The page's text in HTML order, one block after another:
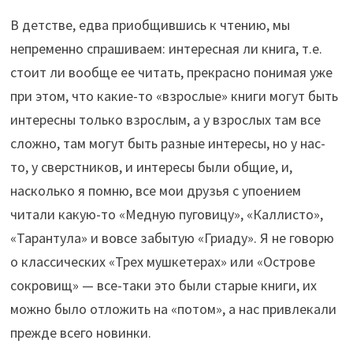
В детстве, едва приобщившись к чтению, мы
непременно спрашиваем: интересная ли книга, т.е.
стоит ли вообще ее читать, прекрасно понимая уже
при этом, что какие-то «взрослые» книги могут быть
интересны только взрослым, а у взрослых там все
сложно, там могут быть разные интересы, но у нас-
то, у сверстников, и интересы были общие, и,
насколько я помню, все мои друзья с упоением
читали какую-то «Медную пуговицу», «Каллисто»,
«Тарантула» и вовсе забытую «Гриаду». Я не говорю
о классических «Трех мушкетерах» или «Острове
сокровищ» — все-таки это были старые книги, их
можно было отложить на «потом», а нас привлекали
прежде всего новинки.